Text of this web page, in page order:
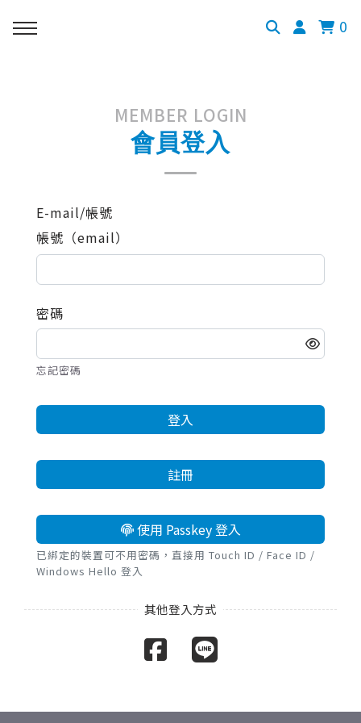
0
MEMBER LOGIN
會員登入
E-mail/帳號
帳號（email）
密碼
忘記密碼
登入
註冊
使用 Passkey 登入
已綁定的裝置可不用密碼，直接用 Touch ID / Face ID /
Windows Hello 登入